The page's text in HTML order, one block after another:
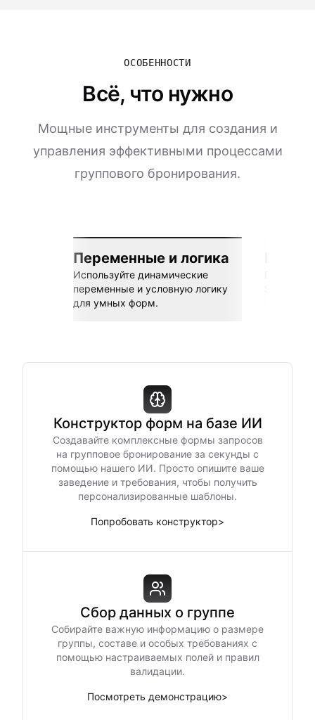
ОСОБЕННОСТИ
Всё, что нужно
Мощные инструменты для создания и
управления эффективными процессами
группового бронирования.
Переменные и логика
Используйте динамические
переменные и условную логику
для умных форм.
Конструктор форм на базе ИИ
Создавайте комплексные формы запросов
на групповое бронирование за секунды с
помощью нашего ИИ. Просто опишите ваше
заведение и требования, чтобы получить
персонализированные шаблоны.
Попробовать конструктор>
Сбор данных о группе
Собирайте важную информацию о размере
группы, составе и особых требованиях с
помощью настраиваемых полей и правил
валидации.
Посмотреть демонстрацию>